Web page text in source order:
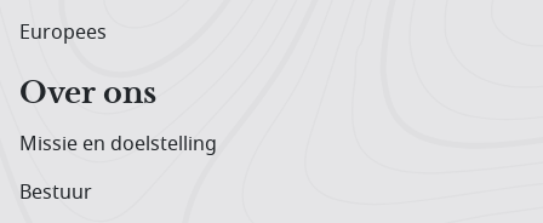
Europees
Over ons
Missie en doelstelling
Bestuur